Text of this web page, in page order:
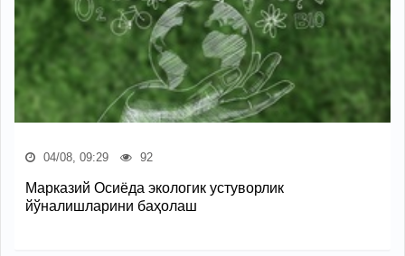
04/08, 09:29 92
Марказий Осиёда экологик устуворлик
йўналишларини баҳолаш